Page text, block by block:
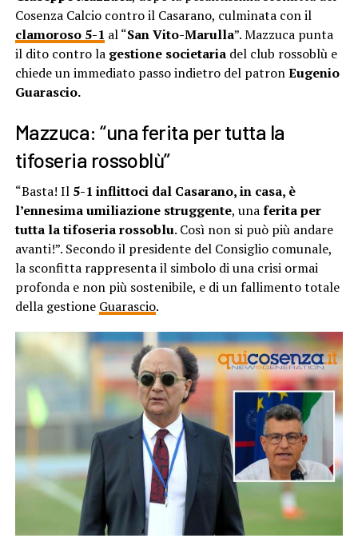
Cosenza Calcio contro il Casarano, culminata con il
clamoroso 5-1 al “San Vito-Marulla”. Mazzuca punta
il dito contro la gestione societariadel club rossoblù e
chiede un immediato passo indietro del patronEugenio
Guarascio.
Mazzuca: “una ferita per tutta la
tifoseria rossoblù”
“Basta! Il5-1 inflittoci dal Casarano, in casa, è
l’ennesima umiliazione struggente, unaferita per
tutta la tifoseria rossoblu. Così non si può più andare
avanti!”. Secondo il presidente del Consiglio comunale,
la sconfitta rappresenta il simbolo di una crisi ormai
profonda e non più sostenibile, e di un fallimento totale
della gestione Guarascio.